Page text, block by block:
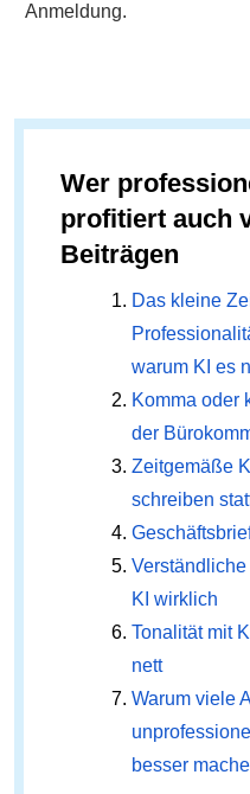
Anmeldung.
Wer
profitiert auch
Beiträgen
Das kleine
warum KI es
Komma oder
der
Zeitgemäße
schreiben
KI wirklich
Tonalität mit
nett
Warum viele
besser